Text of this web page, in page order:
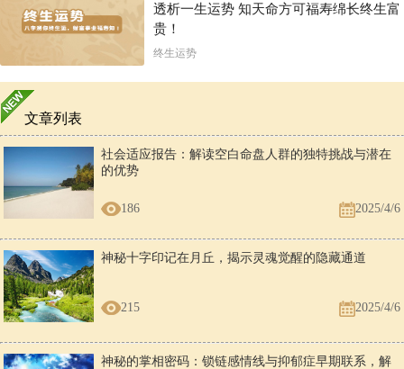
透析一生运势 知天命方可福寿绵长终生富
贵！
终生运势
文章列表
社会适应报告：解读空白命盘人群的独特挑战与潜在
的优势
186 2025/4/6
神秘十字印记在月丘，揭示灵魂觉醒的隐藏通道
215 2025/4/6
神秘的掌相密码：锁链感情线与抑郁症早期联系，解